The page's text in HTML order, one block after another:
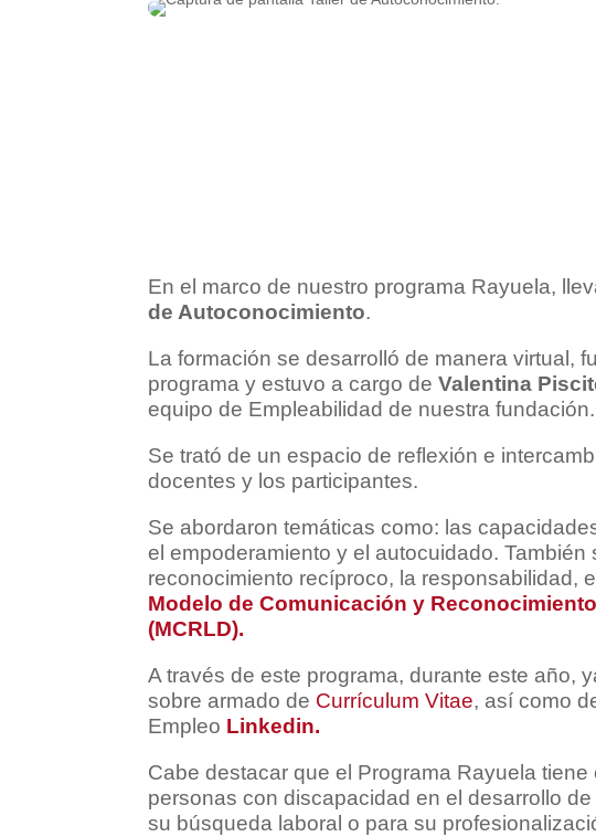
En el marco de nuestro programa Rayuela,
de Autoconocimiento.
La formación se desarrolló de manera virtual,
programa y estuvo a cargo deValentina
equipo de Empleabilidad de nuestra fundación.
Se trató de un espacio de reflexión e
docentes y los participantes.
Se abordaron temáticas como: las
el empoderamiento y el autocuidado. También
reconocimiento recíproco, la responsabilidad,
Modelo de Comunicación y
(MCRLD).
A través de este programa, durante este año,
sobre armado de Currículum Vitae, así como
Empleo Linkedin.
Cabe destacar que el Programa Rayuela
personas con discapacidad en el desarrollo
su búsqueda laboral o para su